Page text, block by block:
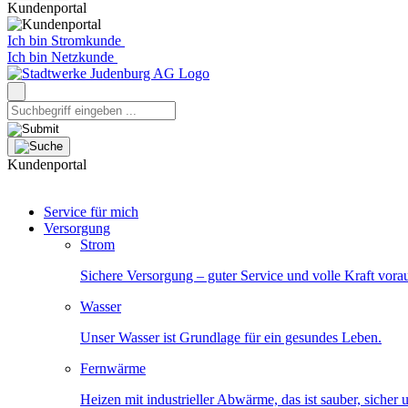
Kundenportal
Ich bin Stromkunde
Ich bin Netzkunde
Kundenportal
Service für mich
Versorgung
Strom
Sichere Versorgung – guter Service und volle Kraft
Wasser
Unser Wasser ist Grundlage für ein gesundes Leben.
Fernwärme
Heizen mit industrieller Abwärme, das ist sauber, sicher